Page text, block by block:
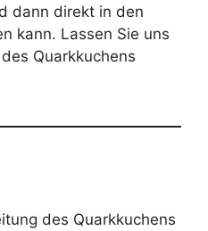
dann direkt in den
kann. Lassen Sie uns
Quarkkuchens
des Quarkkuchens